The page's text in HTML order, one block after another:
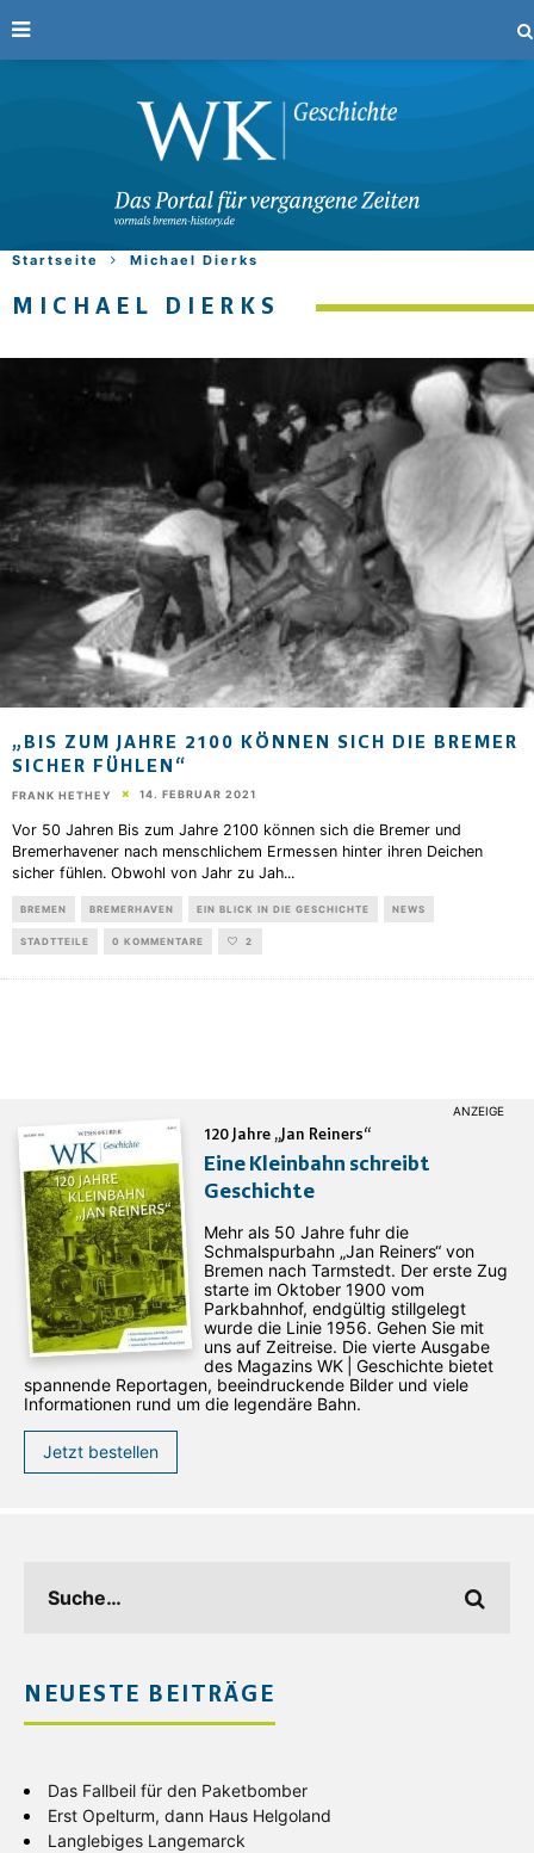
Startseite Michael Dierks
MICHAEL DIERKS
„BIS ZUM JAHRE 2100 KÖNNEN SICH DIE BREMER
SICHER FÜHLEN“
FRANK HETHEY 14. FEBRUAR 2021
Vor 50 Jahren Bis zum Jahre 2100 können sich die Bremer und
Bremerhavener nach menschlichem Ermessen hinter ihren Deichen
sicher fühlen. Obwohl von Jahr zu Jah...
BREMEN BREMERHAVEN EIN BLICK IN DIE GESCHICHTE NEWS
STADTTEILE 0 KOMMENTARE 2
120 Jahre „Jan Reiners“
Eine Kleinbahn schreibt
Geschichte
Mehr als 50 Jahre fuhr die
Schmalspurbahn „Jan ­Reiners“ von
Bremen nach Tarmstedt. Der erste Zug
starte im Oktober 1900 vom
Parkbahnhof, endgültig stillgelegt
wurde die Linie 1956. Gehen Sie mit
uns auf Zeitreise. Die vierte Ausgabe
des ­Magazins WK | Geschichte bietet
spannende Reportagen, beeindruckende Bilder und viele
Informationen rund um die legendäre Bahn.
Jetzt bestellen
NEUESTE BEITRÄGE
Das Fallbeil für den Paketbomber
Erst Opelturm, dann Haus Helgoland
Langlebiges Langemarck